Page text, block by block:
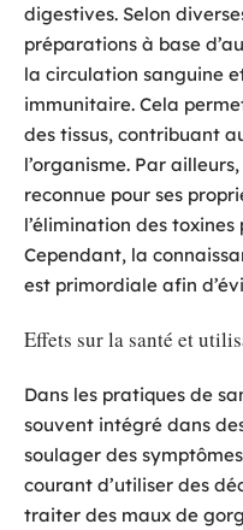
digestives. Selon
préparations à base
la circulation sanguine
immunitaire. Cela
des tissus, contribuant
l’organisme. Par
reconnue pour ses
l’élimination des toxines
Cependant, la
est primordiale afin
Effets sur la santé et
Dans les pratiques de
souvent intégré dans
soulager des
courant d’utiliser des
traiter des maux de